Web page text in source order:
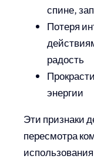
спине,
Потеря
радость
энергии
Эти признаки
пересмотра